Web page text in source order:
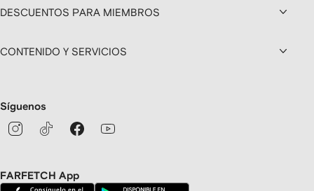
DESCUENTOS PARA MIEMBROS
CONTENIDO Y SERVICIOS
Síguenos
FARFETCH App